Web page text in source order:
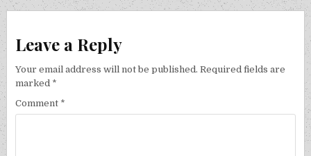
Leave a Reply
Your email address will not be published. Required fields are
marked *
Comment *